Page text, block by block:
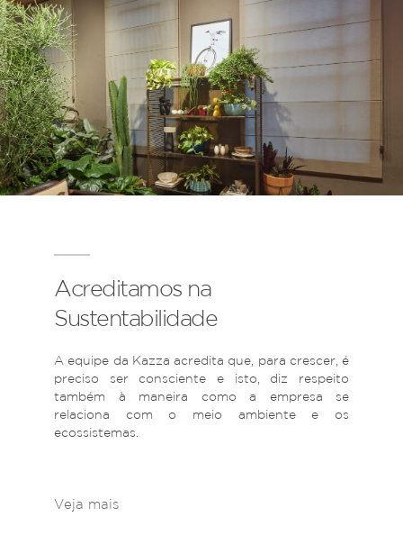
Acreditamos na
Sustentabilidade
A equipe da Kazza acredita que, para crescer, é
preciso ser consciente e isto, diz respeito
também à maneira como a empresa se
relaciona com o meio ambiente e os
ecossistemas.
Veja mais